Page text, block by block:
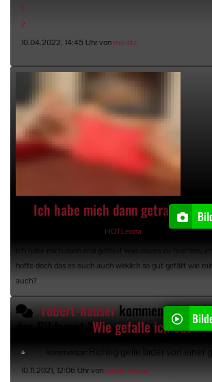
10.04.2022, 14:45 Uhr von mo-ritz
Ich habe mich dann getraut was neues zu machen mit 40 Bildern
HOTLeona
hoffe doch das es euch auch wirklich so gut gefällt wie mir
auch?
robert-hauserkommentiert
Wie gefalle ich euch? "
Kommentar: Richtig geile bider von einer
10.11.2021, 12:06 Uhr vonrobert-hauser